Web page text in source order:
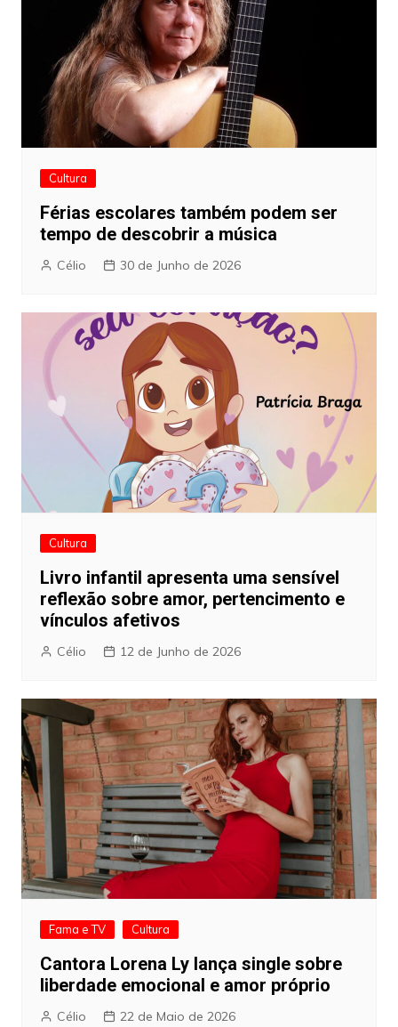
Cultura
Férias escolares também podem ser
tempo de descobrir a música
Célio 30 de Junho de 2026
Cultura
Livro infantil apresenta uma sensível
reflexão sobre amor, pertencimento e
vínculos afetivos
Célio 12 de Junho de 2026
Fama e TV Cultura
Cantora Lorena Ly lança single sobre
liberdade emocional e amor próprio
Célio 22 de Maio de 2026